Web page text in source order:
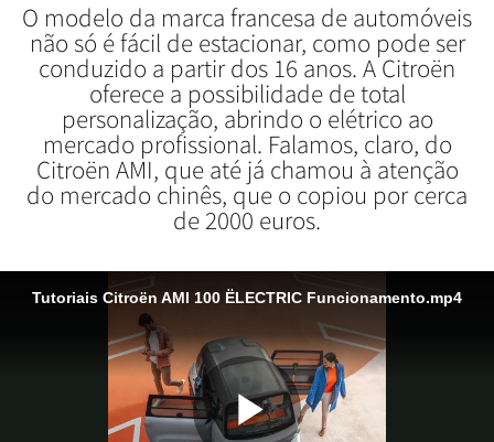
O modelo da marca francesa de automóveis
não só é fácil de estacionar, como pode ser
conduzido a partir dos 16 anos. A Citroën
oferece a possibilidade de total
personalização, abrindo o elétrico ao
mercado profissional. Falamos, claro, do
Citroën AMI, que até já chamou à atenção
do mercado chinês, que o copiou por cerca
de 2000 euros.
Tutoriais Citroën AMI 100 ËLECTRIC Funcionamento.mp4